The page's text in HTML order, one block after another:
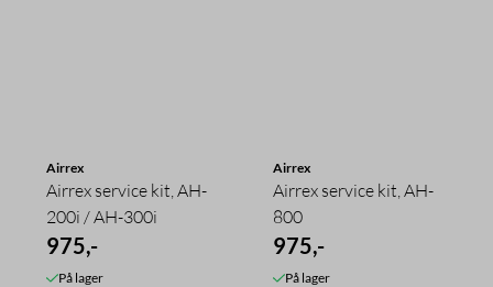
Airrex
Airrex service kit, AH-
200i / AH-300i
975,-
På lager
Airrex
Airrex service kit, AH-
800
975,-
På lager